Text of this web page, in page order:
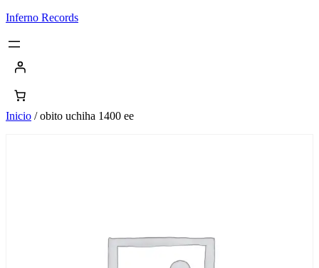
Saltar
contenido
Inferno Records
Inicio / obito uchiha 1400 ee